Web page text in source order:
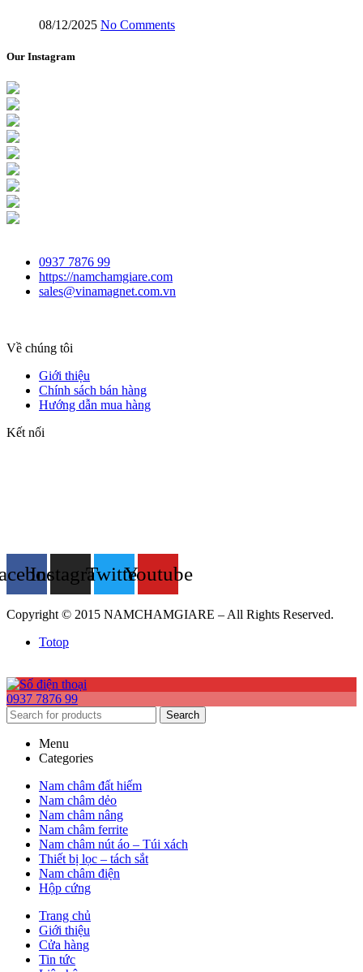
08/12/2025 No Comments
Our Instagram
0937 7876 99
https://namchamgiare.com
sales@vinamagnet.com.vn
Về chúng tôi
Giới thiệu
Chính sách bán hàng
Hướng dẫn mua hàng
Kết nối
InstagramTwitterYoutube
Copyright © 2015 NAMCHAMGIARE – All Rights Reserved.
Totop
0937 7876 99
Search
Menu
Categories
Nam châm đất hiếm
Nam châm dẻo
Nam châm nâng
Nam châm ferrite
Nam châm nút áo – Túi xách
Thiết bị lọc – tách sắt
Nam châm điện
Hộp cứng
Trang chủ
Giới thiệu
Cửa hàng
Tin tức